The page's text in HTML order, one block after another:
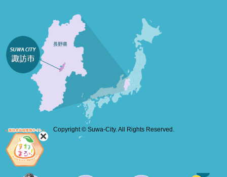
Copyright © Suwa-City. All Rights Reserved.